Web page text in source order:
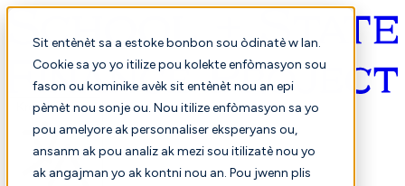
Sit entènèt sa a estoke bonbon sou òdinatè w lan.
Cookie sa yo yo itilize pou kolekte enfòmasyon sou
fason ou kominike avèk sit entènèt nou an epi
pèmèt nou sonje ou. Nou itilize enfòmasyon sa yo
pou amelyore ak personnaliser eksperyans ou,
ansanm ak pou analiz ak mezi sou itilizatè nou yo
ak angajman yo ak kontni nou an. Pou jwenn plis
Kreyòl ayisyen